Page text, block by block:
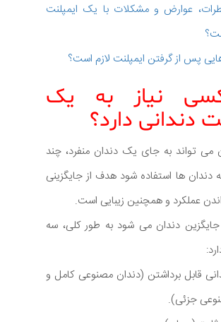
عوارض و مشکلات با یک ایمپلنت
پس از گرفتن ایمپلنت لازم است؟
نیاز به یک
دندانی دارد؟
می تواند به جای یک دندان منفرد، چند
دندان ها استفاده شود هدف از جایگزینی
عملکرد و همچنین زیبایی است.
جایگزین دندان می شود به طور کلی، سه
قابل برداشتن (دندان مصنوعی کامل و
جزئی).